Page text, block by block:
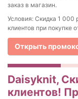
заказ в магазин.
Условия: Скидка 1 000
клиентов при покупке
Открыть
Daisyknit,
клиентов!